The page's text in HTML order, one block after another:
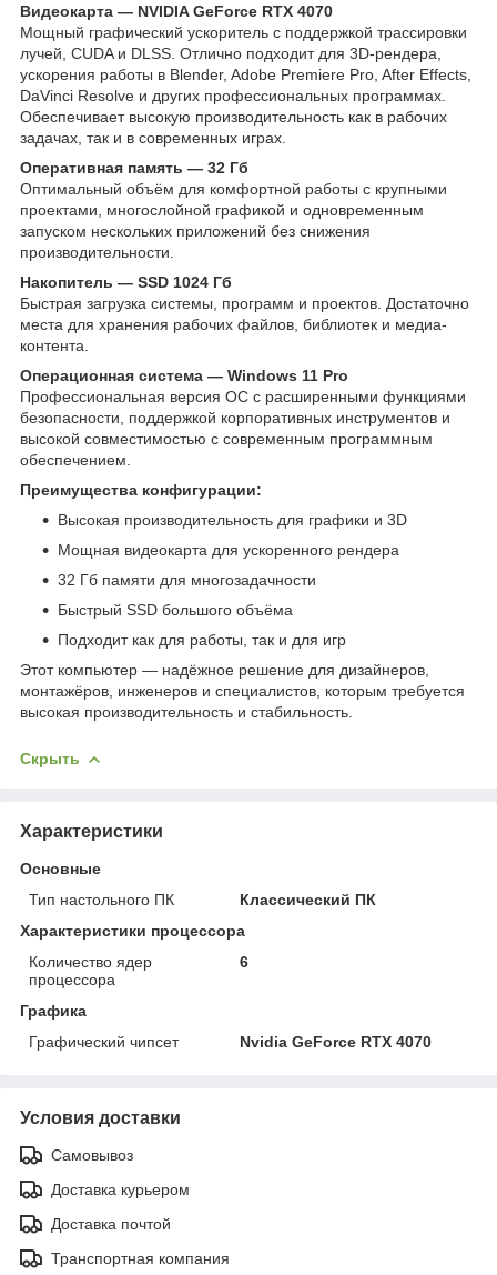
Видеокарта — NVIDIA GeForce RTX 4070
Мощный графический ускоритель с поддержкой трассировки
лучей, CUDA и DLSS. Отлично подходит для 3D-рендера,
ускорения работы в Blender, Adobe Premiere Pro, After Effects,
DaVinci Resolve и других профессиональных программах.
Обеспечивает высокую производительность как в рабочих
задачах, так и в современных играх.
Оперативная память — 32 Гб
Оптимальный объём для комфортной работы с крупными
проектами, многослойной графикой и одновременным
запуском нескольких приложений без снижения
производительности.
Накопитель — SSD 1024 Гб
Быстрая загрузка системы, программ и проектов. Достаточно
места для хранения рабочих файлов, библиотек и медиа-
контента.
Операционная система — Windows 11 Pro
Профессиональная версия ОС с расширенными функциями
безопасности, поддержкой корпоративных инструментов и
высокой совместимостью с современным программным
обеспечением.
Преимущества конфигурации:
Высокая производительность для графики и 3D
Мощная видеокарта для ускоренного рендера
32 Гб памяти для многозадачности
Быстрый SSD большого объёма
Подходит как для работы, так и для игр
Этот компьютер — надёжное решение для дизайнеров,
монтажёров, инженеров и специалистов, которым требуется
высокая производительность и стабильность.
Скрыть
Характеристики
Основные
Тип настольного ПК
Классический ПК
Характеристики процессора
Количество ядер
процессора
6
Графика
Графический чипсет
Nvidia GeForce RTX 4070
Условия доставки
Самовывоз
Доставка курьером
Доставка почтой
Транспортная компания